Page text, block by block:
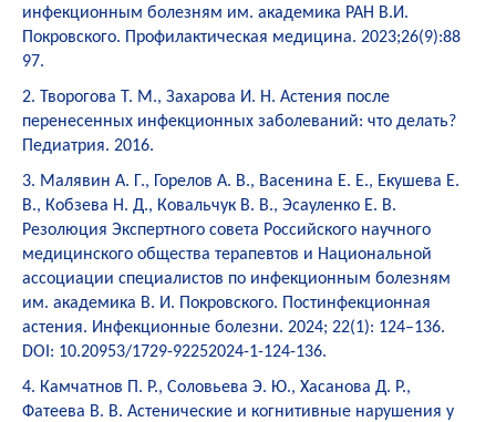
инфекционным болезням им. академика РАН В.И.
Покровского. Профилактическая медицина. 2023;26(9):88
97.
2. Творогова Т. М., Захарова И. Н. Астения после
перенесенных инфекционных заболеваний: что делать?
Педиатрия. 2016.
3. Малявин А. Г., Горелов А. В., Васенина Е. Е., Екушева Е.
В., Кобзева Н. Д., Ковальчук В. В., Эсауленко Е. В.
Резолюция Экспертного совета Российского научного
медицинского общества терапевтов и Национальной
ассоциации специалистов по инфекционным болезням
им. академика В. И. Покровского. Постинфекционная
астения. Инфекционные болезни. 2024; 22(1): 124–136.
DOI: 10.20953/1729-92252024-1-124-136.
4. Камчатнов П. Р., Соловьева Э. Ю., Хасанова Д. Р.,
Фатеева В. В. Астенические и когнитивные нарушения у